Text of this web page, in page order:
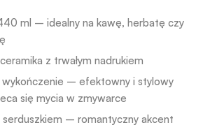
ml – idealny na kawę, herbatę czy
z trwałym nadrukiem
wykończenie – efektowny i stylowy
się mycia w zmywarce
serduszkiem – romantyczny akcent